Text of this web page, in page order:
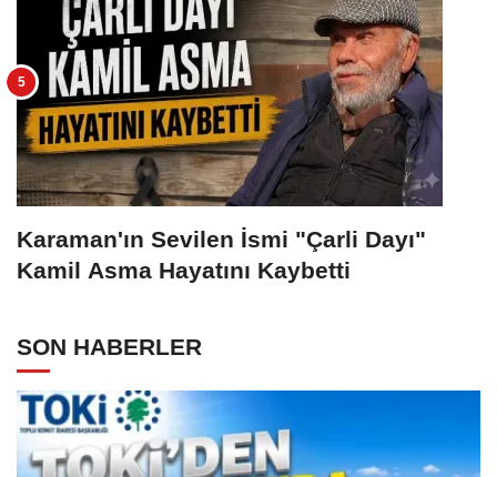
Karaman'ın Sevilen İsmi "Çarli Dayı"
Kamil Asma Hayatını Kaybetti
SON HABERLER